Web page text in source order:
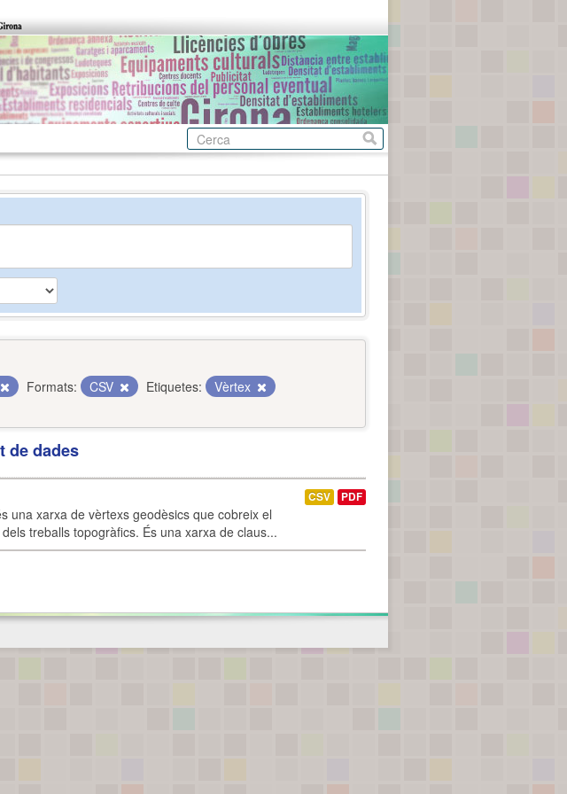
Formats: CSV Etiquetes:
Vèrtex
de dades
una xarxa de vèrtexs geodèsics que cobreix el
treballs topogràfics. És una xarxa de claus...
CSV PDF